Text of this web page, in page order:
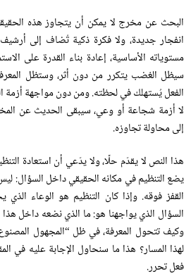
البحث عن مخرج لا يمكن أن يتجاوز هذه
انفجار جديدة، ولا فكرة ذكية تُضاف إلى أرشيف
مستوياته الأساسية، إعادة بناء القدرة على
سيظل الغضب يتكرر من دون أثر، وستظل
الفعل يُستهلك في لحظته.ومن دون مواجهة أزمة
لا أزمة شجاعة أو وعي، سيبقى الحديث عن
إلى محاولة تجاوزه.
هذا النص لا يقدّم حلًا، ولا يدّعي أن استعادة
يضع التنظيم في مكانه الحقيقي داخل السؤال:
القفز فوقه. وإذا كان التنظيم هو الوعاء الذي
السؤال الذي يواجهنا هو:ما الذي نضعه داخل هذا
وكيف تتحول المعرفة، في ظل “المجهول المصنوع
لهذا المسار؟ هذا ما سنحاول الإجابة عليه في
فعل تحرر.